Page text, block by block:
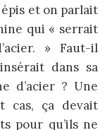
et on parlait
qui « serrait
» Faut-il
dans sa
d’acier ? Une
cas, ça devait
pour qu’ils ne